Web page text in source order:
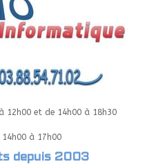
12h00 et de 14h00 à 18h30
à 17h00
depuis 2003